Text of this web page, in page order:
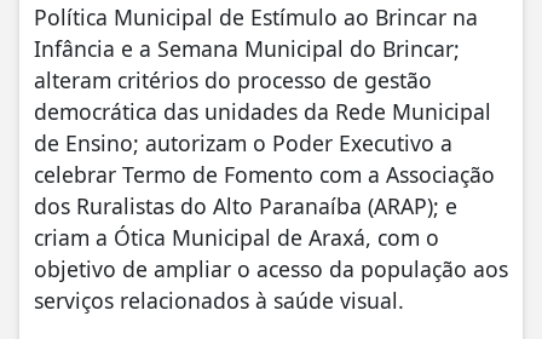
Política Municipal de Estímulo ao Brincar na
Infância e a Semana Municipal do Brincar;
alteram critérios do processo de gestão
democrática das unidades da Rede Municipal
de Ensino; autorizam o Poder Executivo a
celebrar Termo de Fomento com a Associação
dos Ruralistas do Alto Paranaíba (ARAP); e
criam a Ótica Municipal de Araxá, com o
objetivo de ampliar o acesso da população aos
serviços relacionados à saúde visual.